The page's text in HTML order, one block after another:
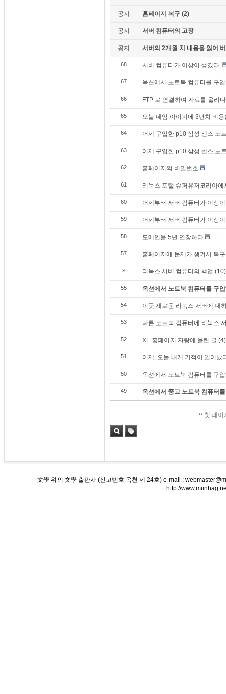
공지 홈페이지 복구 (2)
공지 서버 컴퓨터의 고장
공지 서버의 2개월 치 내용을 잃어
68 서버 컴퓨터가 이상이 생겼다.
67 옥션에서 노트북 컴퓨터를 구
66 FTP 로 연결하여 자료를 올리
65 오늘 네임 아이피에 3년치 비
64 어제 구입한 p10 삼성 센스 노
63 어제 구입한 p10 삼성 센스 노
62 홈페이지의 비밀번호
61 리눅스 포털 슈퍼유저코리아
60 어제부터 서버 컴퓨터가 이상
59 어제부터 서버 컴퓨터가 이상
58 도메인을 5년 연장하다
57 홈페이지에 문제가 생겨서 복
» 리눅스 서버 컴퓨터의 백업 (10)
55 옥션에서 노트북 컴퓨터를 구
54 이곳 새로운 리눅스 서버에 대
53 다른 노트북 컴퓨터에 리눅스
52 XE 홈페이지 자랑에 올린 글 (4)
51 어제, 오늘 내게 기적이 일어났
50 옥션에서 노트북 컴퓨터를 구
49 옥션에서 중고 노트북 컴퓨터
첫 페이
文學 위의 文學 출판사 (신고번호 옥천 제 24호) e-mail :
http://